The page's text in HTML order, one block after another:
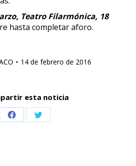
Teatro Filarmónica, 18
hasta completar aforo.
14 de febrero de 2016
esta noticia
Share Share